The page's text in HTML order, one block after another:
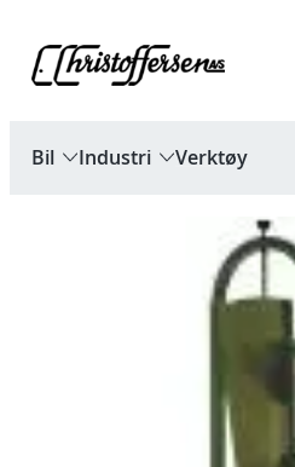
innhold
Bil Industri Verktøy